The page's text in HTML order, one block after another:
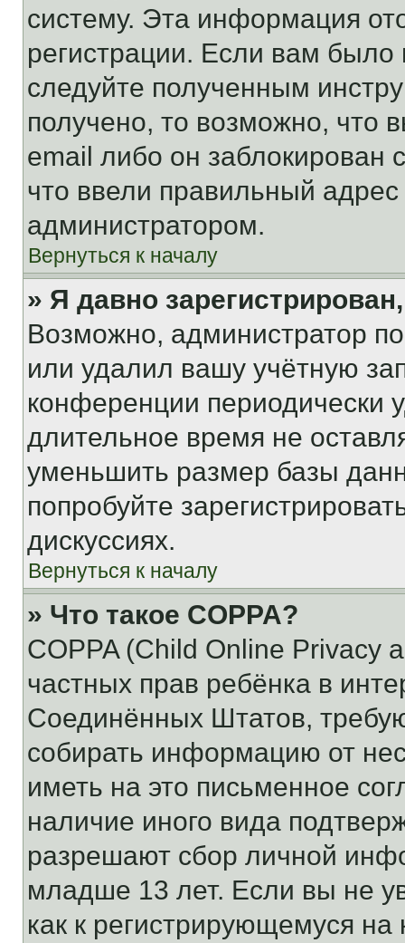
систему. Эта информация
регистрации. Если вам
следуйте полученным
получено, то возможно, что
email либо он
что ввели правильный адрес
администратором.
Вернуться к началу
» Я давно
Возможно, администратор
или удалил вашу учётную
конференции периодически
длительное время не
уменьшить размер базы
попробуйте
дискуссиях.
Вернуться к началу
» Что такое COPPA?
COPPA (Child Online Privacy
частных прав ребёнка в
Соединённых Штатов,
собирать информацию от
иметь на это письменное
наличие иного вида
разрешают сбор личной
младше 13 лет. Если вы не
как к регистрирующемуся